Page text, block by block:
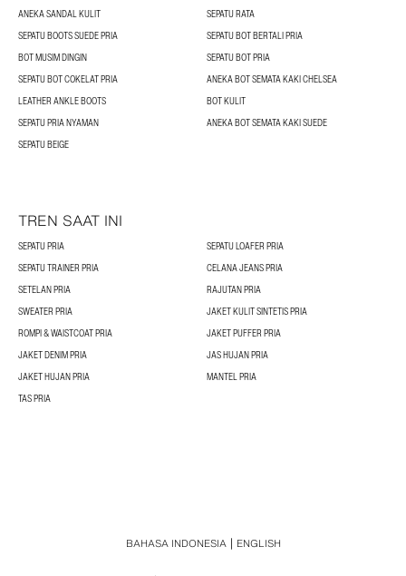
ANEKA SANDAL KULIT
SEPATU RATA
SEPATU BOOTS SUEDE PRIA
SEPATU BOT BERTALI PRIA
BOT MUSIM DINGIN
SEPATU BOT PRIA
SEPATU BOT COKELAT PRIA
ANEKA BOT SEMATA KAKI CHELSEA
LEATHER ANKLE BOOTS
BOT KULIT
SEPATU PRIA NYAMAN
ANEKA BOT SEMATA KAKI SUEDE
SEPATU BEIGE
TREN SAAT INI
SEPATU PRIA
SEPATU LOAFER PRIA
SEPATU TRAINER PRIA
CELANA JEANS PRIA
SETELAN PRIA
RAJUTAN PRIA
SWEATER PRIA
JAKET KULIT SINTETIS PRIA
ROMPI & WAISTCOAT PRIA
JAKET PUFFER PRIA
JAKET DENIM PRIA
JAS HUJAN PRIA
JAKET HUJAN PRIA
MANTEL PRIA
TAS PRIA
BAHASA INDONESIA ENGLISH